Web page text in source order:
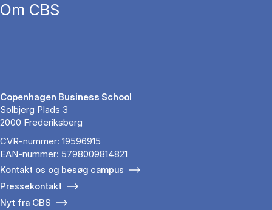
Om CBS
Copenhagen Business School
Solbjerg Plads 3
2000 Frederiksberg
CVR-nummer: 19596915
EAN-nummer: 5798009814821
Kontakt os og besøg campus
Pressekontakt
Nyt fra CBS